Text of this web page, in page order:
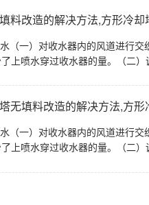
料改造的解决方法,方形冷却
（一）对收水器内的风道进行
上喷水穿过收水器的量。（二
无填料改造的解决方法,方
（一）对收水器内的风道进行
上喷水穿过收水器的量。（二